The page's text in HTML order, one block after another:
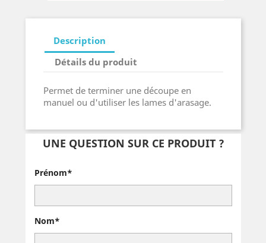
Description
Détails du produit
Permet de terminer une découpe en
manuel ou d'utiliser les lames d'arasage.
UNE QUESTION SUR CE PRODUIT ?
Prénom*
Nom*